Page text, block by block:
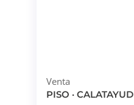
Venta
PISO · CALATAYUD